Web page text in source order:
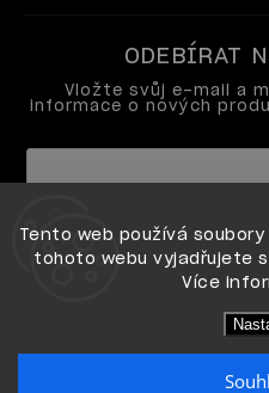
Tento web používá
tohoto webu vyjadřujete
Více
ODEBÍRAT
Vložte svůj e-mail a
informace o nových
podmínkami